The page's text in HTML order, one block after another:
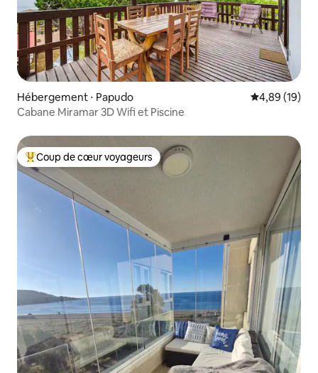
Hébergement ⋅ Papudo Évaluation
4,89 (19)
Cabane Miramar 3D Wifi et Piscine
Coups de cœur voyageurs les plus appréciés
Coup de cœur voyageurs